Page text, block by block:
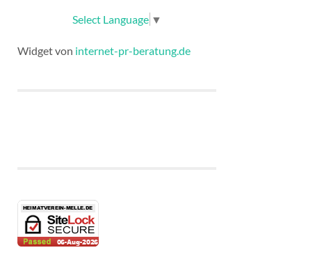
Select Language ▼
Widget von internet-pr-beratung.de